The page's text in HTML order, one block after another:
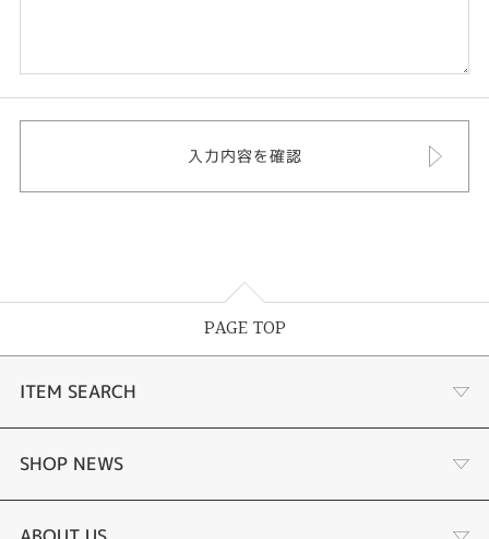
PAGE TOP
ITEM SEARCH
婚約指輪
結婚指輪
SHOP NEWS
選ばれる理由まとめ